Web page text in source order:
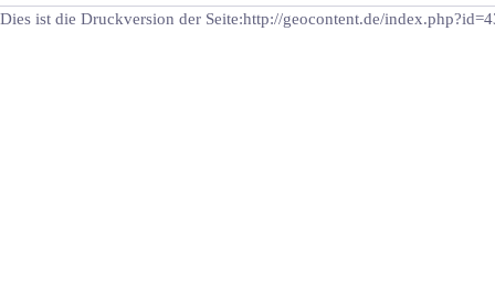
Dies ist die Druckversion der Seite:http://geocontent.de/